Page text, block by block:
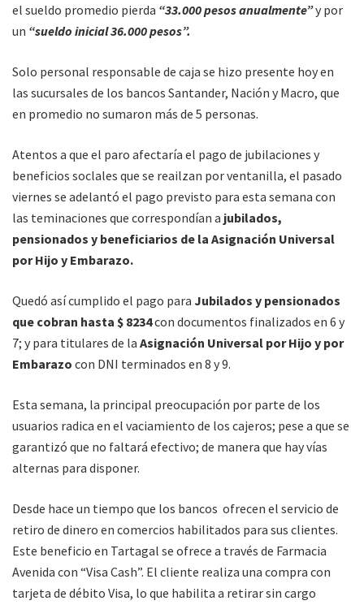
el sueldo promedio pierda “33.000 pesos anualmente”y por
un “sueldo inicial 36.000 pesos”.
Solo personal responsable de caja se hizo presente hoy en
las sucursales de los bancos Santander, Nación y Macro, que
en promedio no sumaron más de 5 personas.
Atentos a que el paro afectaría el pago de jubilaciones y
beneficios soclales que se reailzan por ventanilla, el pasado
viernes se adelantó el pago previsto para esta semana con
las teminaciones que correspondían a jubilados,
pensionados y beneficiarios de la Asignación Universal
por Hijo y Embarazo.
Quedó así cumplido el pago para Jubilados y pensionados
que cobran hasta $ 8234con documentos finalizados en 6 y
7; y para titulares de la Asignación Universal por Hijo y por
Embarazo con DNI terminados en 8 y 9.
Esta semana, la principal preocupación por parte de los
usuarios radica en el vaciamiento de los cajeros; pese a que se
garantizó que no faltará efectivo; de manera que hay vías
alternas para disponer.
Desde hace un tiempo que los bancos ofrecen el servicio de
retiro de dinero en comercios habilitados para sus clientes.
Este beneficio en Tartagal se ofrece a través de Farmacia
Avenida con “Visa Cash”. El cliente realiza una compra con
tarjeta de débito Visa, lo que habilita a retirar sin cargo